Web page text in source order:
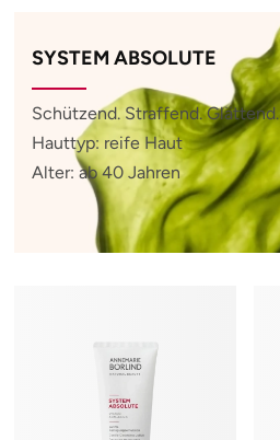
SYSTEM ABSOLUTE
Schützend. Straffend. Glättend.
Hauttyp: reife Haut
Alter: ab 40 Jahren